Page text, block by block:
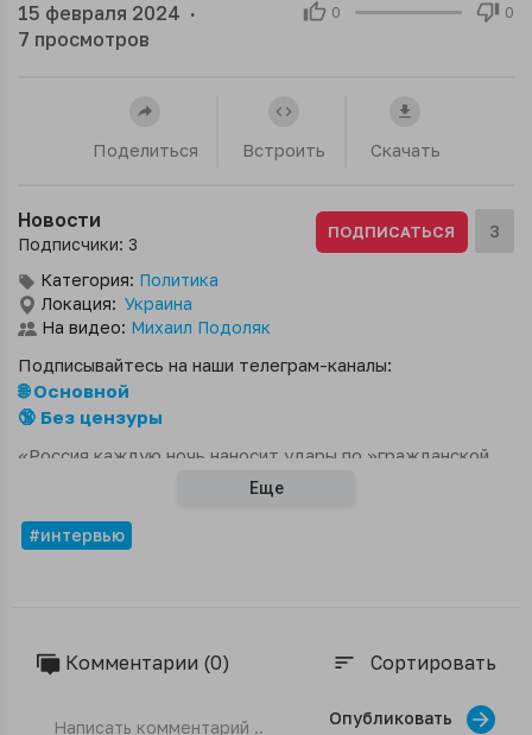
0 0
15 февраля 2024 ·
7 просмотров
Поделиться Встроить Скачать
Новости
Подписчики: 3
ПОДПИСАТЬСЯ 3
Категория: Политика
Локация: Украина
На видео: Михаил Подоляк
Подписывайтесь на наши телеграм-каналы:
🌐 Основной
🔞 Без цензуры
«Россия каждую ночь наносит удары по »гражданской
инфраструктуре«, бьет по школам или больницам.
населения Украины»
Еще
#интервью
Комментарии (0) sort Сортировать
Опубликовать